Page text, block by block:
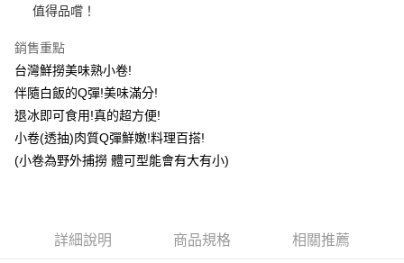
悠遊付
AFTEE先享後付
相關說明
【關於「AFTEE先享後付」】
AFTEE先享後付是「在收到商品之後才付款」的支付方式。 讓您購物簡單
便利好安心！
１．簡單：不需註冊會員、不需綁卡、不需儲值。
２．便利：只要手機號碼，簡訊認證，即可結帳。
結帳頁面，進行簡訊認證並確認金額後，即可完成結帳。
ATM付款
貨到付款
每筆NT$220
值得品嚐！
銷售重點
台灣鮮撈美味熟小卷!
伴隨白飯的Q彈!美味滿分!
退冰即可食用!真的超方便!
小卷(透抽)肉質Q彈鮮嫩!料理百搭!
(小卷為野外捕撈 體可型能會有大有小)
詳細說明 商品規格 相關推薦